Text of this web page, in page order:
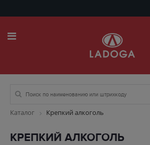
Каталог Крепкий алкоголь
КРЕПКИЙ АЛКОГОЛЬ